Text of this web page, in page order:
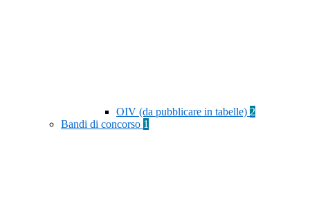
OIV (da pubblicare in tabelle) 2
Bandi di concorso 1